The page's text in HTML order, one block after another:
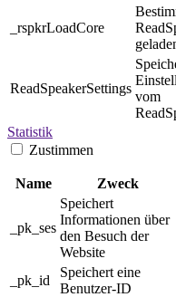
_rspkrLoadCore
ReadSpeakerSettings
vom
Statistik
Zustimmen
Name Zweck
_pk_ses
Speichert
Informationen über
den Besuch der
Website
_pk_id
Speichert eine
Benutzer-ID